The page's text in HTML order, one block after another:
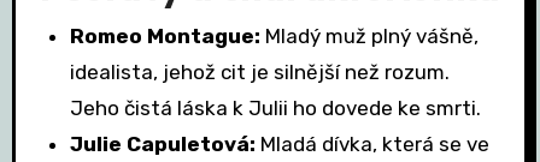
Romeo Montague: Mladý muž plný vášně,
idealista, jehož cit je silnější než rozum.
Jeho čistá láska k Julii ho dovede ke smrti.
Julie Capuletová: Mladá dívka, která se ve